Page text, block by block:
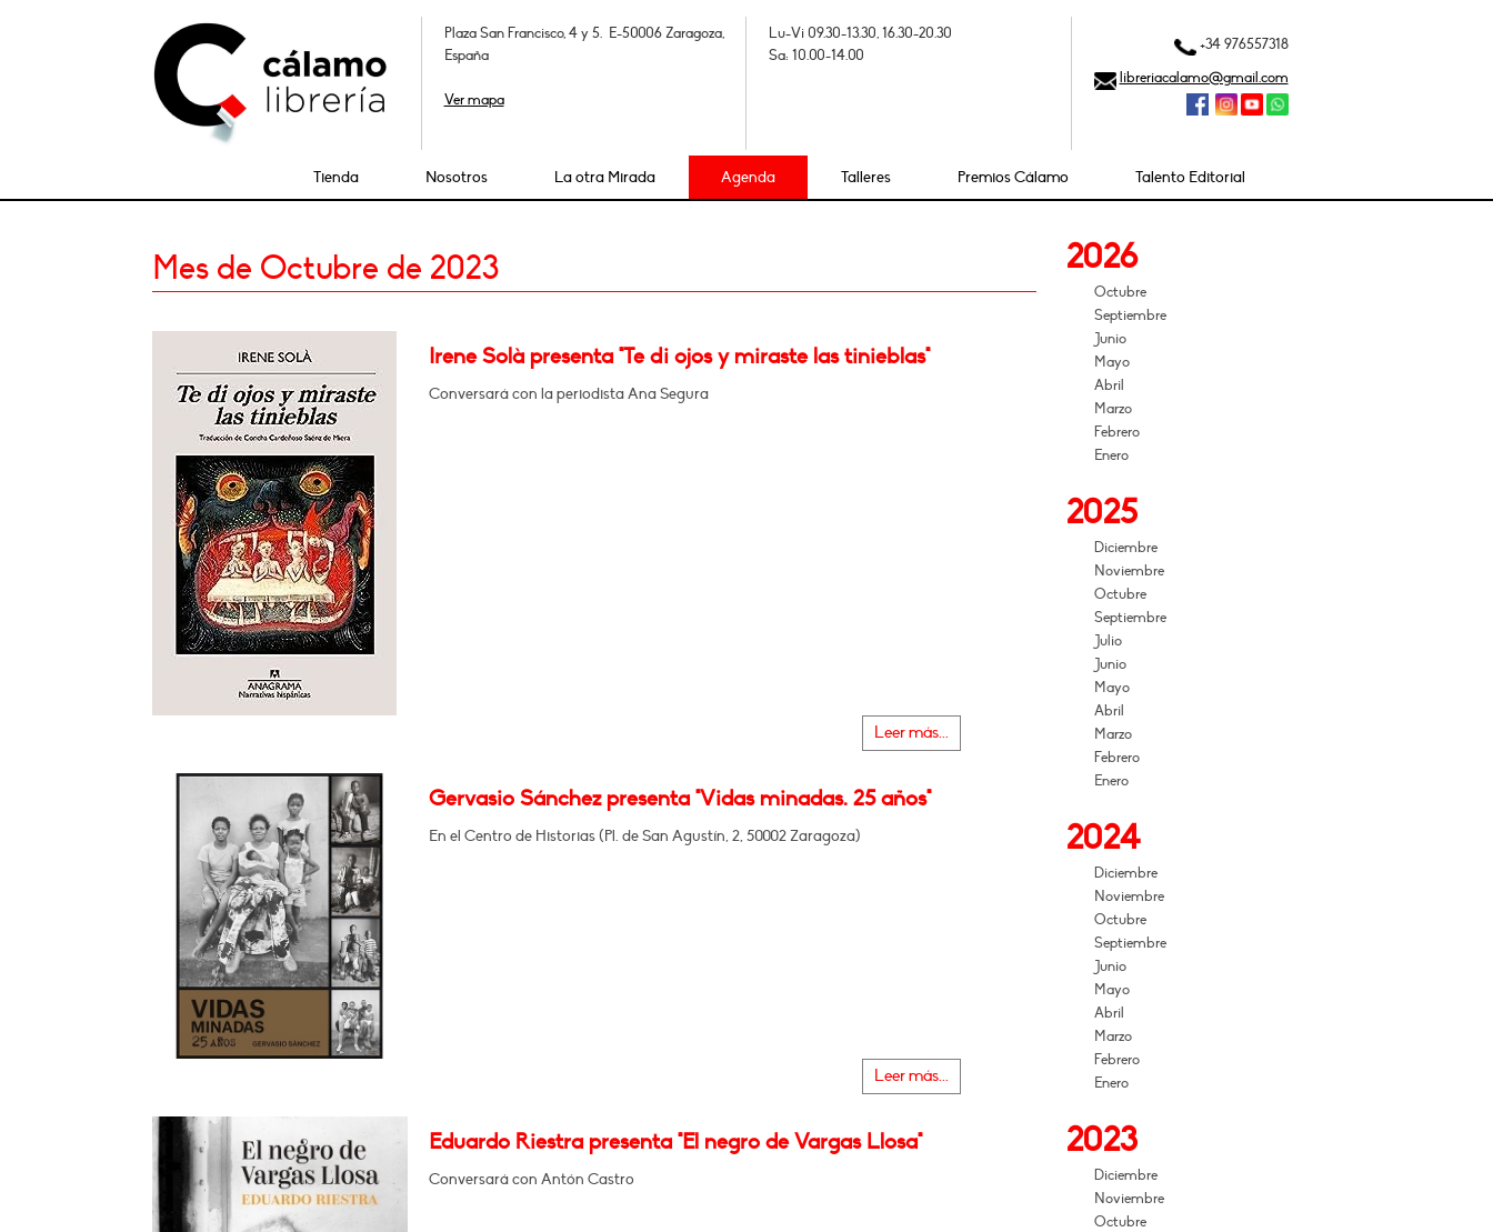
Plaza San Francisco, 4 y 5. E-50006 Zaragoza,
España
Ver mapa
Lu-Vi 09.30-13.30, 16.30-20.30
Sa: 10.00-14.00
+34 976557318
libreriacalamo@gmail.com
Tienda Nosotros La otra Mirada Agenda Talleres Premios Cálamo Talento Editorial
Mes de Octubre de 2023
Irene Solà presenta "Te di ojos y miraste las tinieblas"
Conversará con la periodista Ana Segura
Leer más...
Gervasio Sánchez presenta "Vidas minadas. 25 años"
En el Centro de Historias (Pl. de San Agustín, 2, 50002 Zaragoza)
Leer más...
Eduardo Riestra presenta "El negro de Vargas Llosa"
Conversará con Antón Castro
2026
Octubre
Septiembre
Junio
Mayo
Abril
Marzo
Febrero
Enero
2025
Diciembre
Noviembre
Octubre
Septiembre
Julio
Junio
Mayo
Abril
Marzo
Febrero
Enero
2024
Diciembre
Noviembre
Octubre
Septiembre
Junio
Mayo
Abril
Marzo
Febrero
Enero
2023
Diciembre
Noviembre
Octubre